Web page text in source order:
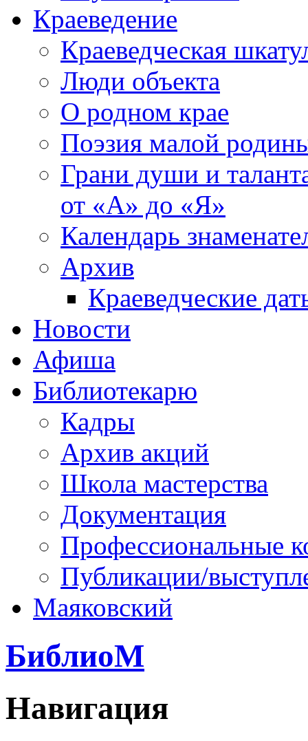
Краеведение
Краеведческая
Люди объекта
О родном крае
Поэзия малой
Грани души и
от «А» до «Я»
Календарь
Архив
Краеведческие
Новости
Афиша
Библиотекарю
Кадры
Архив акций
Школа мастерства
Документация
Профессиональные
Публикации/
Маяковский
БиблиоМ
Навигация